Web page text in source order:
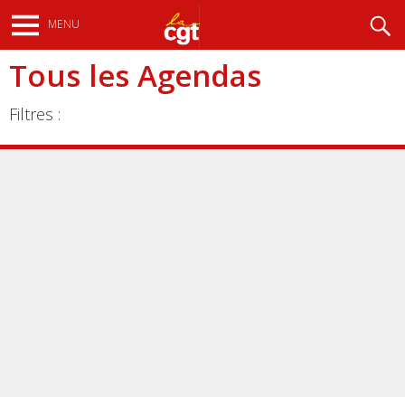
au
contenu
principal
MENU
Tous les Agendas
Filtres :